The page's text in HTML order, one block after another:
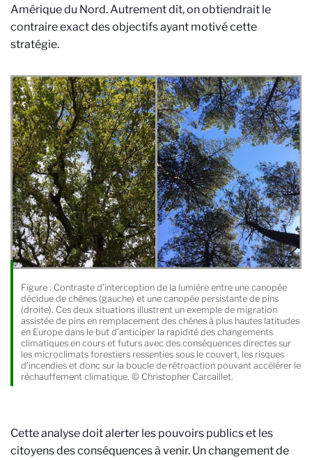
Amérique du Nord. Autrement dit, on obtiendrait le
contraire exact des objectifs ayant motivé cette
stratégie.
Figure : Contraste d’interception de la lumière entre une canopée
décidue de chênes (gauche) et une canopée persistante de pins
(droite). Ces deux situations illustrent un exemple de migration
assistée de pins en remplacement des chênes à plus hautes latitudes
en Europe dans le but d’anticiper la rapidité des changements
climatiques en cours et futurs avec des conséquences directes sur
les microclimats forestiers ressenties sous le couvert, les risques
d’incendies et donc sur la boucle de rétroaction pouvant accélérer le
réchauffement climatique. © Christopher Carcaillet.
Cette analyse doit alerter les pouvoirs publics et les
citoyens des conséquences à venir. Un changement de